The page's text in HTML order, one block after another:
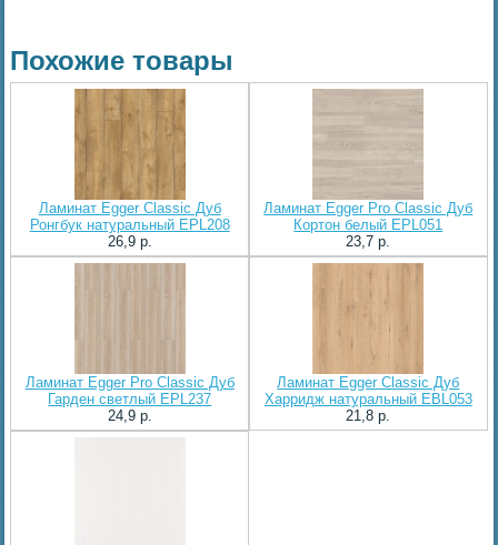
Похожие товары
Ламинат Egger Classic Дуб
Ронгбук натуральный EPL208
26,9 p.
Ламинат Egger Pro Classic Дуб
Кортон белый EPL051
23,7 p.
Ламинат Egger Pro Classic Дуб
Гарден светлый EPL237
24,9 p.
Ламинат Egger Classic Дуб
Харридж натуральный EBL053
21,8 p.